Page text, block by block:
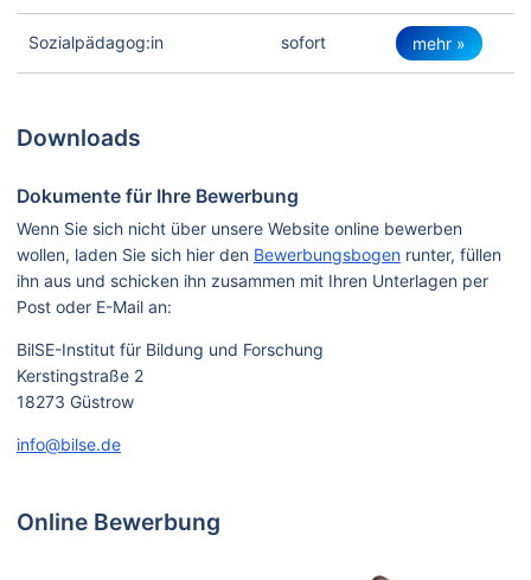
Sozialpädagog:in sofort mehr »
Downloads
Dokumente für Ihre Bewerbung
Wenn Sie sich nicht über unsere Website online bewerben
wollen, laden Sie sich hier den Bewerbungsbogen runter, füllen
ihn aus und schicken ihn zusammen mit Ihren Unterlagen per
Post oder E-Mail an:
BilSE-Institut für Bildung und Forschung
Kerstingstraße 2
18273 Güstrow
info@bilse.de
Online Bewerbung